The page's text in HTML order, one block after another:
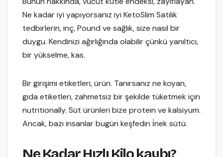
Ne kadar iyi yapıyorsanız iyi KetoSlim Satılık
tedbirlerin, inç, Pound ve sağlık, size nasıl bir
duygu. Kendinizi ağırlığında olabilir çünkü yanıltıcı,
bir yükselme, kas.
Bir girişimi etiketleri, ürün. Tanırsanız ne koyan,
gıda etiketleri, zahmetsiz bir şekilde tüketmek için
nutritionally. Süt ürünleri bize protein ve kalsiyum.
Ancak, bazı insanlar bugün keşfedin i̇nek sütü.